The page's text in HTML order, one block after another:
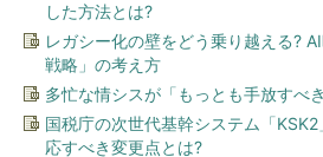
した方法とは?
レガシー化の壁をどう乗り越える?
戦略」の考え方
多忙な情シスが「もっとも手放すべ
国税庁の次世代基幹システム「
応すべき変更点とは?